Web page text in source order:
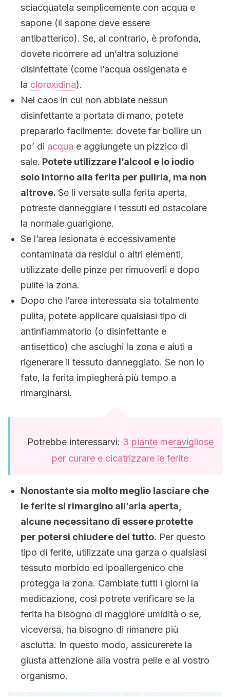
sciacquatela semplicemente con acqua e
sapone (il sapone deve essere
antibatterico). Se, al contrario, è profonda,
dovete ricorrere ad un’altra soluzione
disinfettate (come l’acqua ossigenata e
la clorexidina).
Nel caos in cui non abbiate nessun
disinfettante a portata di mano, potete
prepararlo facilmente: dovete far bollire un
po’ di acqua e aggiungete un pizzico di
sale. Potete utilizzare l’alcool e lo iodio
solo intorno alla ferita per pulirla, ma non
altrove. Se li versate sulla ferita aperta,
potreste danneggiare i tessuti ed ostacolare
la normale guarigione.
Se l’area lesionata è eccessivamente
contaminata da residui o altri elementi,
utilizzate delle pinze per rimuoverli e dopo
pulite la zona.
Dopo che l’area interessata sia totalmente
pulita, potete applicare qualsiasi tipo di
antinfiammatorio (o disinfettante e
antisettico) che asciughi la zona e aiuti a
rigenerare il tessuto danneggiato. Se non lo
fate, la ferita impiegherà più tempo a
rimarginarsi.
Potrebbe interessarvi: 3 piante meravigliose
per curare e cicatrizzare le ferite
Nonostante sia molto meglio lasciare che
le ferite si rimargino all’aria aperta,
alcune necessitano di essere protette
per potersi chiudere del tutto. Per questo
tipo di ferite, utilizzate una garza o qualsiasi
tessuto morbido ed ipoallergenico che
protegga la zona. Cambiate tutti i giorni la
medicazione, così potrete verificare se la
ferita ha bisogno di maggiore umidità o se,
viceversa, ha bisogno di rimanere più
asciutta. In questo modo, assicurerete la
giusta attenzione alla vostra pelle e al vostro
organismo.